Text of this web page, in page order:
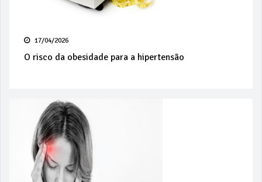
17/04/2026
O risco da obesidade para a hipertensão